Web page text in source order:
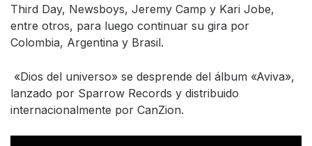
Third Day, Newsboys, Jeremy Camp y Kari Jobe,
entre otros, para luego continuar su gira por
Colombia, Argentina y Brasil.
«Dios del universo» se desprende del álbum «Aviva»,
lanzado por Sparrow Records y distribuido
internacionalmente por CanZion.